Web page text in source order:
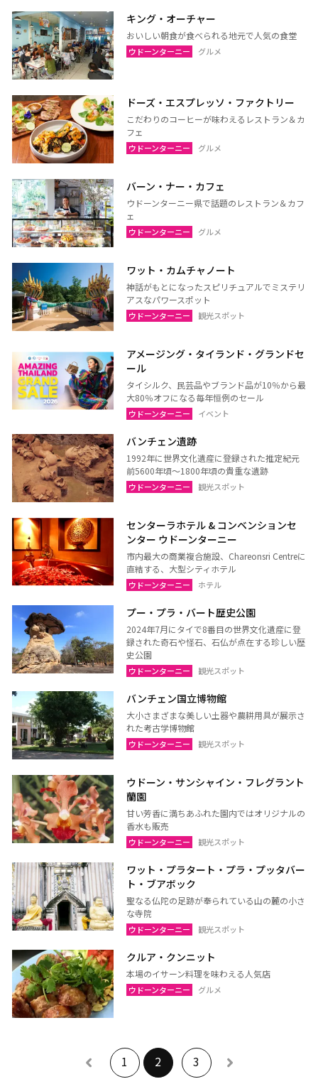
キング・オーチャー
おいしい朝食が食べられる地元で人気の食堂
ウドーンターニー グルメ
ドーズ・エスプレッソ・ファクトリー
こだわりのコーヒーが味わえるレストラン＆カ
フェ
ウドーンターニー グルメ
バーン・ナー・カフェ
ウドーンターニー県で話題のレストラン＆カフ
ェ
ウドーンターニー グルメ
ワット・カムチャノート
神話がもとになったスピリチュアルでミステリ
アスなパワースポット
ウドーンターニー 観光スポット
アメージング・タイランド・グランドセ
ール
タイシルク、民芸品やブランド品が10％から最
大80％オフになる毎年恒例のセール
ウドーンターニー イベント
バンチェン遺跡
1992年に世界文化遺産に登録された推定紀元
前5600年頃～1800年頃の貴重な遺跡
ウドーンターニー 観光スポット
センターラホテル & コンベンションセ
ンター ウドーンターニー
市内最大の商業複合施設、Chareonsri Centreに
直結する、大型シティホテル
ウドーンターニー ホテル
プー・プラ・バート歴史公園
2024年7月にタイで8番目の世界文化遺産に登
録された奇石や怪石、石仏が点在する珍しい歴
史公園
ウドーンターニー 観光スポット
バンチェン国立博物館
大小さまざまな美しい土器や農耕用具が展示さ
れた考古学博物館
ウドーンターニー 観光スポット
ウドーン・サンシャイン・フレグラント
蘭園
甘い芳香に満ちあふれた園内ではオリジナルの
香水も販売
ウドーンターニー 観光スポット
ワット・プラタート・プラ・プッタバー
ト・ブアボック
聖なる仏陀の足跡が奉られている山の麓の小さ
な寺院
ウドーンターニー 観光スポット
クルア・クンニット
本場のイサーン料理を味わえる人気店
ウドーンターニー グルメ
1 2 3